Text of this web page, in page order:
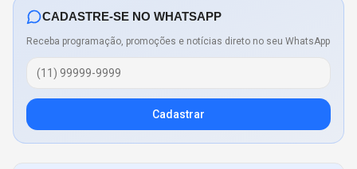
CADASTRE-SE NO WHATSAPP
Receba programação, promoções e notícias direto no seu WhatsApp
Cadastrar